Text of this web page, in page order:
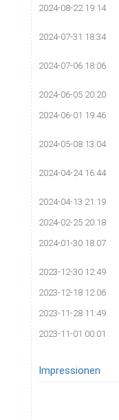
2024-08-22 19:14
2024-07-31 18:34
2024-07-06 18:06
2024-06-05 20:20
2024-06-01 19:46
2024-05-08 13:04
2024-04-24 16:44
2024-04-13 21:19
2024-02-25 20:18
2024-01-30 18:07
2023-12-30 12:49
2023-12-18 12:06
2023-11-28 11:49
2023-11-01 00:01
Impressionen